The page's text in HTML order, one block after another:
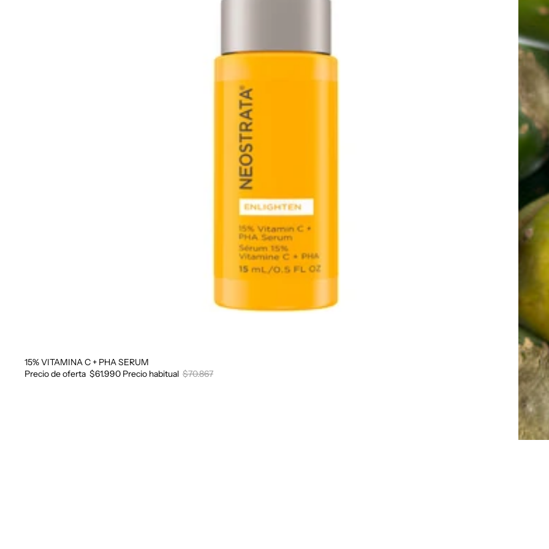
Oferta
15% VITAMINA C + PHA SERUM
Precio de oferta $61.990 Precio habitual $70.867